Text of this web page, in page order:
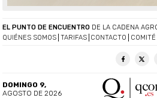
QUIÉNES SOMOS TARIFAS CONTACTO
EL PUNTO DE ENCUENTRO DE LA CADENA
DOMINGO 9,
AGOSTO DE 2026